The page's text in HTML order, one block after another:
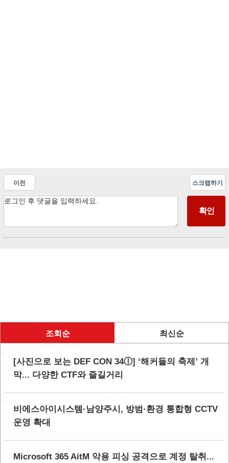
이전 스크랩하기
조회순 최신순
[사진으로 보는 DEF CON 34ⓛ] ‘해커들의 축제’ 개
막... 다양한 CTF와 즐길거리
비에스아이시스템·남양주시, 방범·환경 통합형 CCTV
운영 확대
Microsoft 365 AitM 악용 피싱 공격으로 계정 탈취...